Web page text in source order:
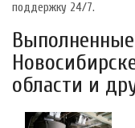
поддержку 24/7.
области и